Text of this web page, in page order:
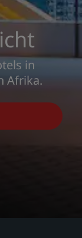
in
Afrika.